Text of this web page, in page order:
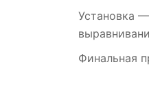
Установка —
Финальная